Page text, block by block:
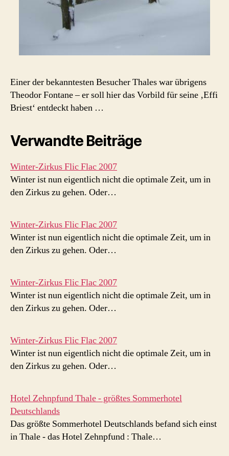
Einer der bekanntesten Besucher Thales war übrigens
Theodor Fontane – er soll hier das Vorbild für seine ‚Effi
Briest‘ entdeckt haben …
Verwandte Beiträge
Winter-Zirkus Flic Flac 2007
Winter ist nun eigentlich nicht die optimale Zeit, um in
den Zirkus zu gehen. Oder…
Winter-Zirkus Flic Flac 2007
Winter ist nun eigentlich nicht die optimale Zeit, um in
den Zirkus zu gehen. Oder…
Winter-Zirkus Flic Flac 2007
Winter ist nun eigentlich nicht die optimale Zeit, um in
den Zirkus zu gehen. Oder…
Winter-Zirkus Flic Flac 2007
Winter ist nun eigentlich nicht die optimale Zeit, um in
den Zirkus zu gehen. Oder…
Hotel Zehnpfund Thale - größtes Sommerhotel
Deutschlands
Das größte Sommerhotel Deutschlands befand sich einst
in Thale - das Hotel Zehnpfund : Thale…